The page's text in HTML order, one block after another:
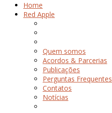
Home
Red Apple
Quem somos
Acordos & Parcerias
Publicações
Perguntas Frequentes
Contatos
Notícias